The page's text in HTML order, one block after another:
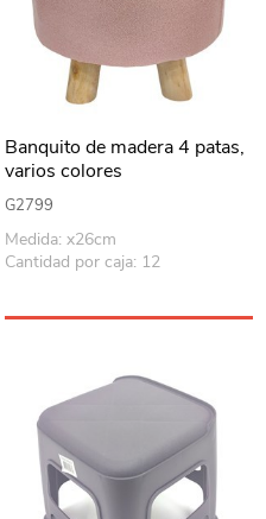
Banquito de madera 4 patas,
varios colores
G2799
Medida: x26cm
Cantidad por caja: 12